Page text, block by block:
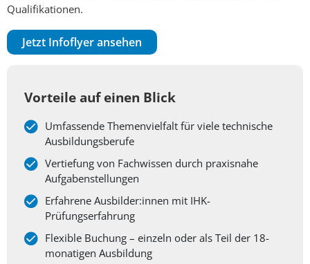
Qualifikationen.
Jetzt Infoflyer ansehen
Vorteile auf einen Blick
Umfassende Themenvielfalt für viele technische
Ausbildungsberufe
Vertiefung von Fachwissen durch praxisnahe
Aufgabenstellungen
Erfahrene Ausbilder:innen mit IHK-
Prüfungserfahrung
Flexible Buchung – einzeln oder als Teil der 18-
monatigen Ausbildung